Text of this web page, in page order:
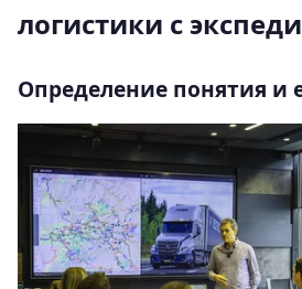
логистики с
Определение понятия и